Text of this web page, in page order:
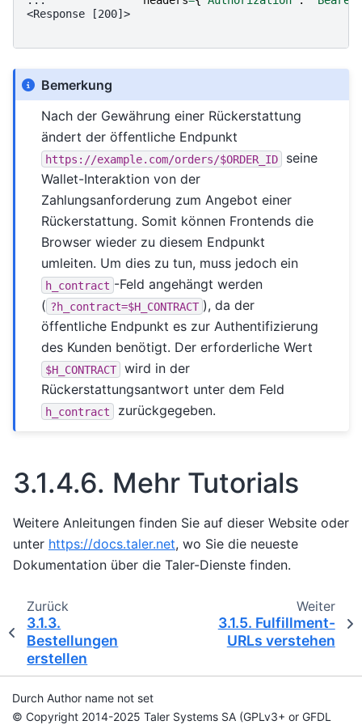
<Response [200]>
Bemerkung
Nach der Gewährung einer Rückerstattung
ändert der öffentliche Endpunkt
https://example.com/orders/$ORDER_ID
seine
Wallet-Interaktion von der
Zahlungsanforderung zum Angebot einer
Rückerstattung. Somit können Frontends die
Browser wieder zu diesem Endpunkt
umleiten. Um dies zu tun, muss jedoch ein
h_contract -Feld angehängt werden
( ?h_contract=$H_CONTRACT ), da der
öffentliche Endpunkt es zur Authentifizierung
des Kunden benötigt. Der erforderliche Wert
$H_CONTRACT
wird in der
Rückerstattungsantwort unter dem Feld
h_contract zurückgegeben.
3.1.4.6. Mehr Tutorials
Weitere Anleitungen finden Sie auf dieser Website oder
unter https://docs.taler.net, wo Sie die neueste
Dokumentation über die Taler-Dienste finden.
Zurück
3.1.3.
Bestellungen
erstellen
Weiter
3.1.5. Fulfillment-
URLs verstehen
Durch Author name not set
© Copyright 2014-2025 Taler Systems SA (GPLv3+ or GFDL